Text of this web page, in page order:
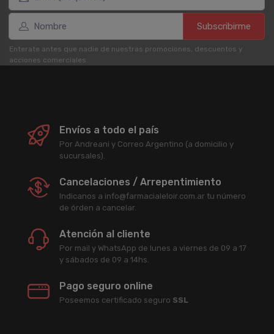
Subscribirme
Enterate antes que nadie de nuestras promociones, descuentos y
acciones comerciales.
Envíos a todo el país
Por Andreani y Correo Argentino (a domicilio y
sucursales).
Cancelaciones / Arrepentimiento
Indicanos a info@farmacialeloir.com.ar tu número
de órden a cancelar.
Atención al cliente
Por mail y WhatsApp de lunes a viernes de 09 a 17
y sábados de 09 a 14hs.
Pago seguro online
Poseemos certificado seguro SSL